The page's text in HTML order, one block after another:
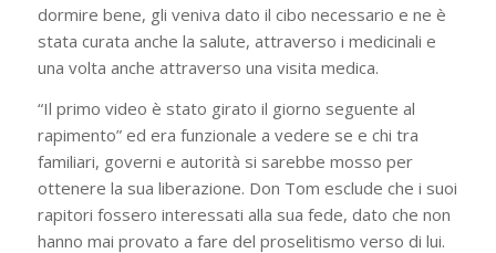
dormire bene, gli veniva dato il cibo necessario e ne è
stata curata anche la salute, attraverso i medicinali e
una volta anche attraverso una visita medica.
“Il primo video è stato girato il giorno seguente al
rapimento” ed era funzionale a vedere se e chi tra
familiari, governi e autorità si sarebbe mosso per
ottenere la sua liberazione. Don Tom esclude che i suoi
rapitori fossero interessati alla sua fede, dato che non
hanno mai provato a fare del proselitismo verso di lui.